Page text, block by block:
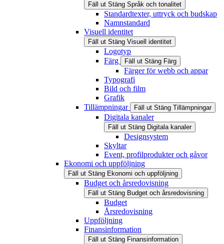
Fäll ut Stäng Språk och tonalitet
Standardtexter, uttryck och budskap
Namnstandard
Visuell identitet
Fäll ut Stäng Visuell identitet
Logotyp
Färg
Fäll ut Stäng Färg
Färger för webb och appar
Typografi
Bild och film
Grafik
Tillämpningar
Fäll ut Stäng Tillämpningar
Digitala kanaler
Fäll ut Stäng Digitala kanaler
Designsystem
Skyltar
Event, profilprodukter och gåvor
Ekonomi och uppföljning
Fäll ut Stäng Ekonomi och uppföljning
Budget och årsredovisning
Fäll ut Stäng Budget och årsredovisning
Budget
Årsredovisning
Uppföljning
Finansinformation
Fäll ut Stäng Finansinformation